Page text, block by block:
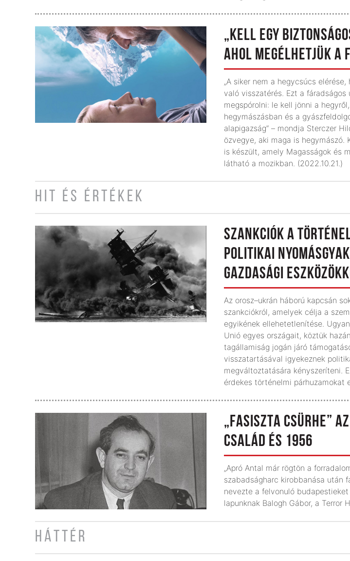
„KELL EGY
AHOL MEGÉLHETJÜK A
„A siker nem a hegycsúcs elérése,
való visszatérés. Ezt a
megspórolni: le kell jönni a
hegymászásban és a
alapigazság” – mondja Sterczer
özvegye, aki maga is hegymászó.
is készült, amely Magasságok és
látható a mozikban. (2022.10.21.)
HIT ÉS ÉRTÉKEK
SZANKCIÓK A
POLITIKAI
GAZDASÁGI
Az orosz–ukrán háború kapcsán
szankciókról, amelyek célja a
egyikének ellehetetlenítése.
Unió egyes országait, köztük
tagállamiság jogán járó
visszatartásával igyekeznek
megváltoztatására kényszeríteni.
érdekes történelmi párhuzamokat
„FASISZTA CSÜRHE”
CSALÁD ÉS 1956
„Apró Antal már rögtön a
szabadságharc kirobbanása után
nevezte a felvonuló
lapunknak Balogh Gábor, a Terror
HÁTTÉR